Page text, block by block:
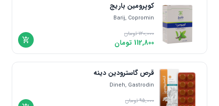
کوپرومین باریج
Barij, Copromin
120,000تومان
112,800 تومان
قرص گاسترودین دینه
Dineh, Gastrodin
95,000تومان